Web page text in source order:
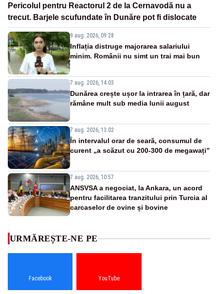
Pericolul pentru Reactorul 2 de la Cernavodă nu a
trecut. Barjele scufundate în Dunăre pot fi dislocate
9 aug. 2026, 09:28
Inflația distruge majorarea salariului
minim. Românii nu simt un trai mai bun
7 aug. 2026, 14:03
Dunărea crește ușor la intrarea în țară, dar
rămâne mult sub media lunii august
7 aug. 2026, 13:02
În intervalul orar de seară, consumul de
curent „a scăzut cu 200-300 de megawați”
7 aug. 2026, 10:57
ANSVSA a negociat, la Ankara, un acord
pentru facilitarea tranzitului prin Turcia al
carcaselor de ovine și bovine
URMĂREȘTE-NE PE
Facebook YouTube